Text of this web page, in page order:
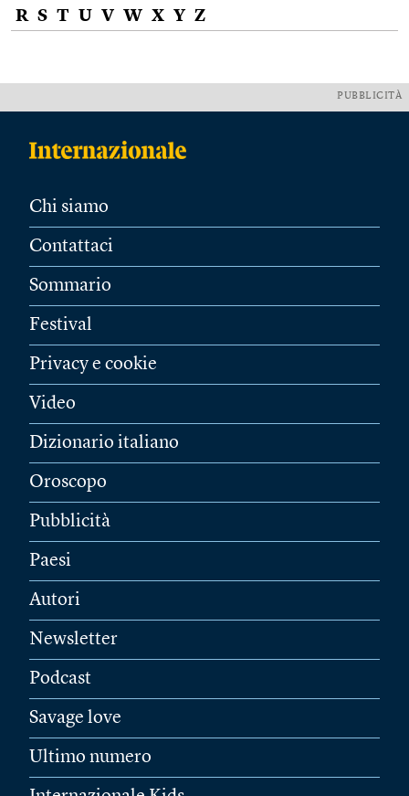
R S T U V W X Y Z
PUBBLICITÀ
Chi siamo
Contattaci
Sommario
Festival
Privacy e cookie
Video
Dizionario italiano
Oroscopo
Pubblicità
Paesi
Autori
Newsletter
Podcast
Savage love
Ultimo numero